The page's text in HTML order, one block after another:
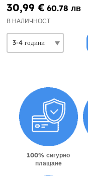
30,99 € 60.78 лв
В НАЛИЧНОСТ
100% сигурно
плащане